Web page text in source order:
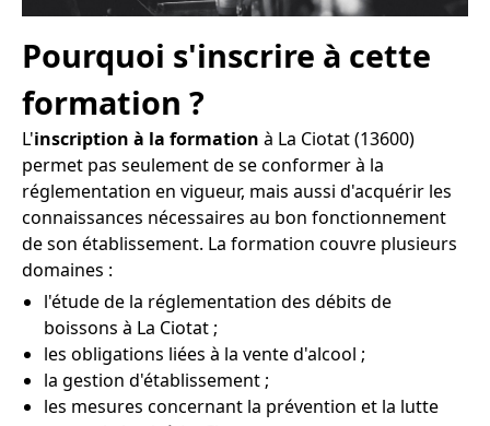
Pourquoi s'inscrire à cette
formation ?
L'inscription à la formation à La Ciotat (13600)
permet pas seulement de se conformer à la
réglementation en vigueur, mais aussi d'acquérir les
connaissances nécessaires au bon fonctionnement
de son établissement. La formation couvre plusieurs
domaines :
l'étude de la réglementation des débits de
boissons à La Ciotat ;
les obligations liées à la vente d'alcool ;
la gestion d'établissement ;
les mesures concernant la prévention et la lutte